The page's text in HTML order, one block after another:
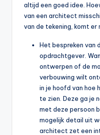
altijd een goed idee.
van een architect
van de tekening, komt er
Het bespreken van
opdrachtgever.
ontwerpen of de
verbouwing wilt
in je hoofd van hoe
te zien. Deze ga je
met deze persoon
mogelijk detail uit
architect zet een